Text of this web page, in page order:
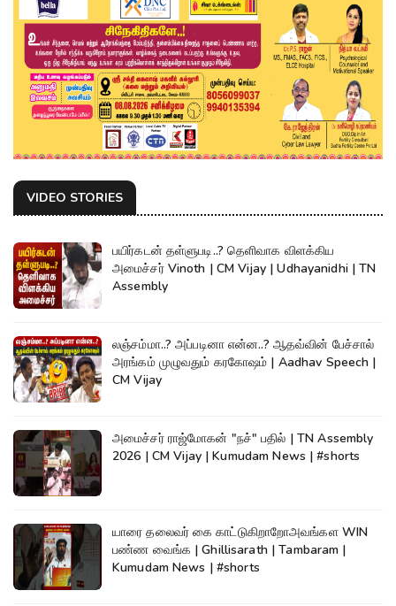
VIDEO STORIES
பயிர்கடன் தள்ளுபடி..? தெளிவாக விளக்கிய
அமைச்சர் Vinoth | CM Vijay | Udhayanidhi | TN
Assembly
லஞ்சம்மா..? அப்படினா என்ன..? ஆதவ்வின் பேச்சால்
அரங்கம் முழுவதும் கரகோஷம் | Aadhav Speech |
CM Vijay
அமைச்சர் ராஜ்மோகன் "நச்" பதில் | TN Assembly
2026 | CM Vijay | Kumudam News | #shorts
யாரை தலைவர் கை காட்டுகிறாறோஅவங்கள WIN
பண்ண வைங்க | Ghillisarath | Tambaram |
Kumudam News | #shorts